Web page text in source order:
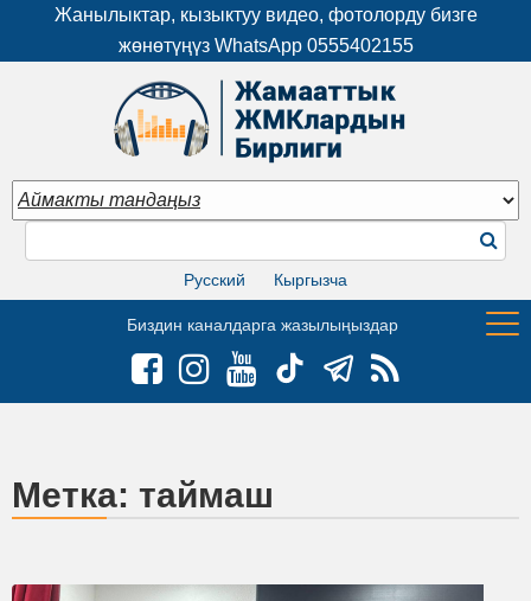
Жанылыктар, кызыктуу видео, фотолорду бизге
жөнөтүңүз WhatsApp 0555402155
Русский Кыргызча
Биздин каналдарга жазылыңыздар
Метка: таймаш